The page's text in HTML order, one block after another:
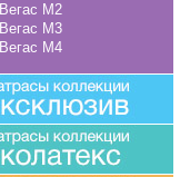
Вегас M2
Вегас M3
Вегас M4